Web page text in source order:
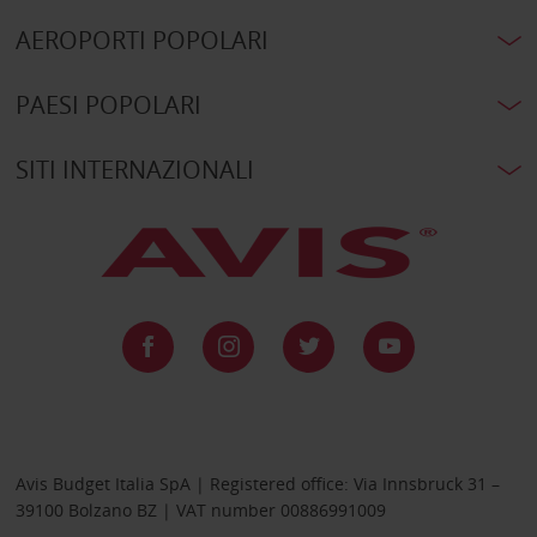
AEROPORTI POPOLARI
PAESI POPOLARI
SITI INTERNAZIONALI
Avis Budget Italia SpA | Registered office: Via Innsbruck 31 –
39100 Bolzano BZ | VAT number 00886991009